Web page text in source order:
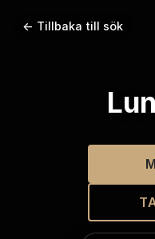
← Tillbaka till sök